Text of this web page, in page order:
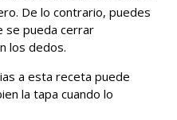
De lo contrario, puedes
se pueda cerrar
los dedos.
a esta receta puede
la tapa cuando lo